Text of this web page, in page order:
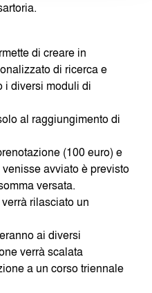
di creare in
di ricerca e
i diversi moduli di
al raggiungimento di
(100 euro) e
avviato è previsto
versata.
rilasciato un
ai diversi
verrà scalata
a un corso triennale